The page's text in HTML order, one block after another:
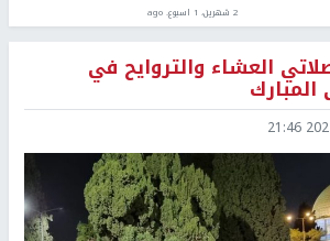
2 شهرين، 1 اسبوع. ago
صلاتي العشاء والتروايح في